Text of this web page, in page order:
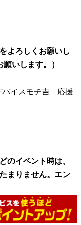
よろしくお願いし
いします。）
バイスモチ吉 応援
のイベント時は、
まりません。エン